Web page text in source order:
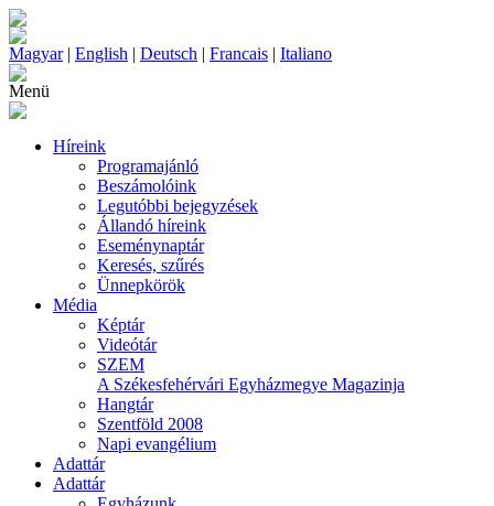
Magyar| English | Deutsch | Francais | Italiano
Menü
Híreink
Programajánló
Beszámolóink
Legutóbbi bejegyzések
Állandó híreink
Eseménynaptár
Keresés, szűrés
Ünnepkörök
Média
Képtár
Videótár
SZEM
A Székesfehérvári Egyházmegye Magazinja
Hangtár
Szentföld 2008
Napi evangélium
Adattár
Adattár